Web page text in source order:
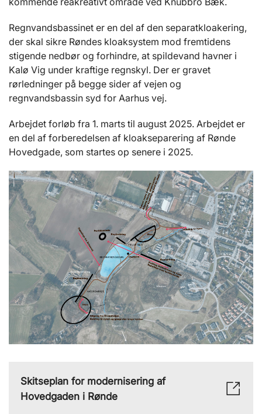
Regnvandsbassinet er en del af den separatkloakering,
der skal sikre Røndes kloaksystem mod fremtidens
stigende nedbør og forhindre, at spildevand havner i
Kalø Vig under kraftige regnskyl. Der er gravet
rørledninger på begge sider af vejen og
regnvandsbassin syd for Aarhus vej.
Arbejdet forløb fra 1. marts til august 2025. Arbejdet er
en del af forberedelsen af kloakseparering af Rønde
Hovedgade, som startes op senere i 2025.
Skitseplan for modernisering af
Hovedgaden i Rønde